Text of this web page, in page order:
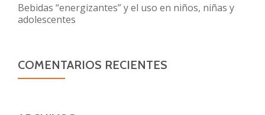
Bebidas “energizantes” y el uso en niños, niñas y
adolescentes
COMENTARIOS RECIENTES